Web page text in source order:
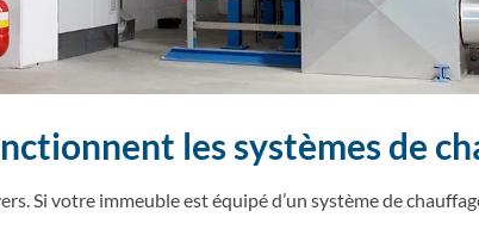
les systèmes de
Si votre immeuble est équipé d’un système de